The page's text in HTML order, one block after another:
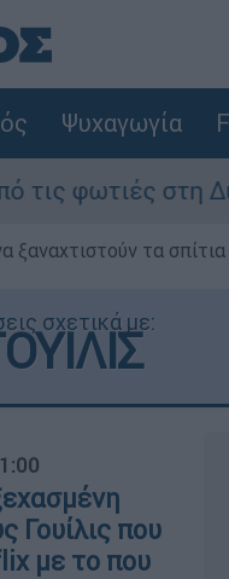
Ψυχαγωγία
Δυτική Αττική
τα σπίτια
σχετικά με:
Γουίλις που
με το που